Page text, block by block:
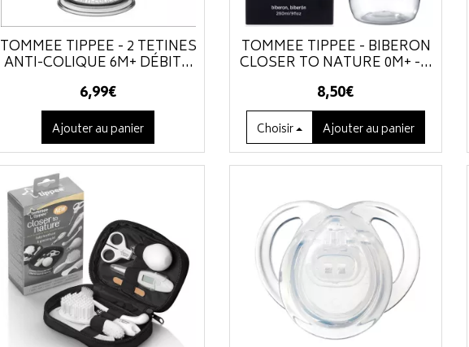
TOMMEE TIPPEE - 2 TÉTINES
ANTI-COLIQUE 6M+ DÉBIT...
6,99€
Ajouter au panier
TOMMEE TIPPEE - BIBERON
CLOSER TO NATURE 0M+ -...
8,50€
Choisir Ajouterau panier